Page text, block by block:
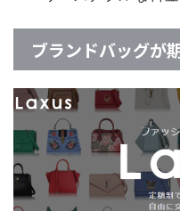
ブランドバッグが